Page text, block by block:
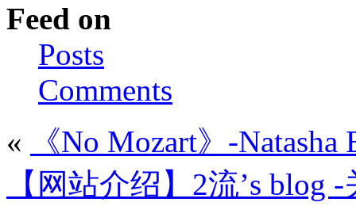
Feed on
Posts
Comments
«
《No Mozart》-
【网站介绍】2流’s blog